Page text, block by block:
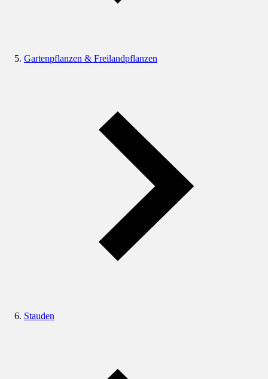
Gartenpflanzen & Freilandpflanzen
Stauden